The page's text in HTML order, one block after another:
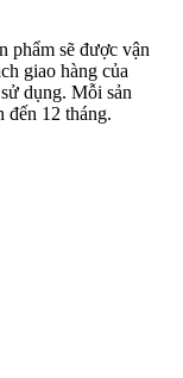
phẩm sẽ được vận
giao hàng của
dụng. Mỗi sản
đến 12 tháng.